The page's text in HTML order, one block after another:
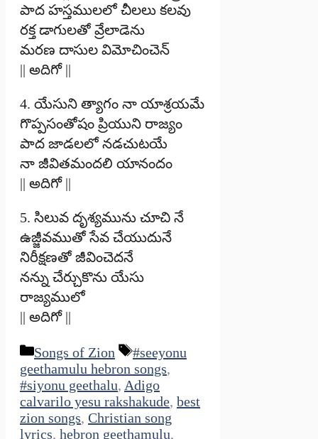
పాద హస్తములలో చీలలు కలవు
రక్త డాగులతో వ్రేలాడెను
మరణ దాసుల విమోచించెన్
|| అదిగో ||
4. యేసుని త్యాగం నా యాశ్రయమే
గొప్పసంతోషం ప్రియుని రాజ్యం
పాద జాడలలో నడచుటయే
నా జీవితమందలి యానందం
|| అదిగో ||
5. సిలువ దృశ్యమును చూచి నే
ఉజ్జీవముతో సేవ చేయుదునే
నిరీక్షణతో జీవించెదనే
నన్ను చేర్చుకొను యేసు
రాజ్యములో
|| అదిగో ||
Categories
Songs of Zion Tags
#seeyonu
geethamulu hebron songs,
#siyonu geethalu, Adigo
calvarilo yesu rakshakude, best
zion songs, Christian song
lyrics, hebron geethamulu,